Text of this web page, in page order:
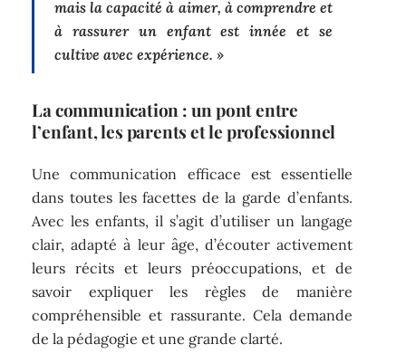
mais la capacité à aimer, à comprendre et
à rassurer un enfant est innée et se
cultive avec expérience. »
La communication : un pont entre
l’enfant, les parents et le professionnel
Une communication efficace est essentielle
dans toutes les facettes de la garde d’enfants.
Avec les enfants, il s’agit d’utiliser un langage
clair, adapté à leur âge, d’écouter activement
leurs récits et leurs préoccupations, et de
savoir expliquer les règles de manière
compréhensible et rassurante. Cela demande
de la pédagogie et une grande clarté.